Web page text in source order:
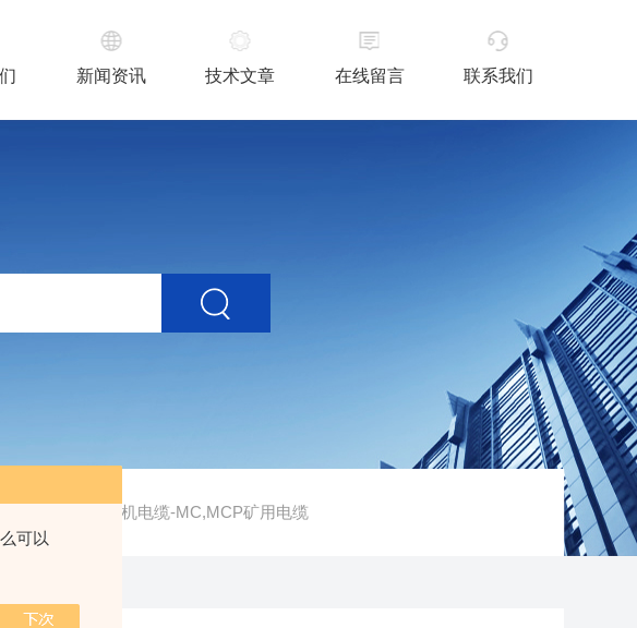
可以
新闻资讯 技术文章 在线留言 联系我们
MC/MCP采煤机电缆-MC,MCP矿用电缆